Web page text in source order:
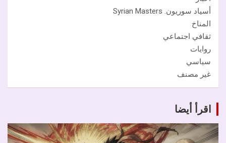
أسياد سوريون. Syrian Masters
المناخ
ثقافي اجتماعي
روايات
سياسي
غير مصنف
اقرأ أيضا